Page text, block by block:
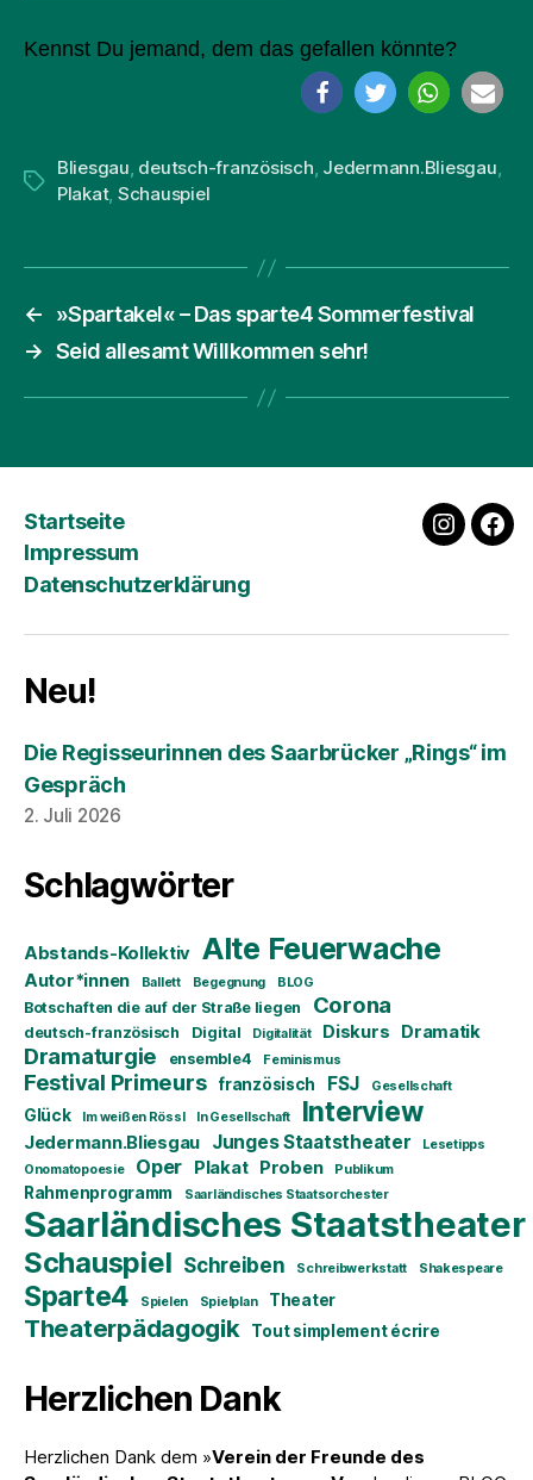
Kennst Du jemand, dem das gefallen könnte?
Schlagwörter
Bliesgau, deutsch-französisch, Jedermann.Bliesgau,
Plakat, Schauspiel
←
»Spartakel« – Das sparte4 Sommerfestival
→ Seid allesamt Willkommen sehr!
Startseite
Impressum
Datenschutzerklärung
Neu!
Die Regisseurinnen des Saarbrücker „Rings“ im
Gespräch
2. Juli 2026
Schlagwörter
Abstands-Kollektiv Alte Feuerwache
Autor*innen Ballett Begegnung BLOG
Botschaften die auf der Straße liegen Corona
deutsch-französisch Digital Digitalität Diskurs Dramatik
Dramaturgie ensemble4 Feminismus
Festival Primeurs französisch FSJ Gesellschaft
Glück Im weißen Rössl In Gesellschaft Interview
Jedermann.Bliesgau Junges Staatstheater
Lesetipps
Onomatopoesie
Oper Plakat Proben Publikum
Rahmenprogramm Saarländisches Staatsorchester
Saarländisches Staatstheater
Schauspiel Schreiben Schreibwerkstatt Shakespeare
Sparte4 Spielen Spielplan Theater
Theaterpädagogik Tout simplement écrire
Herzlichen Dank
Herzlichen Dank dem »Verein der Freunde des